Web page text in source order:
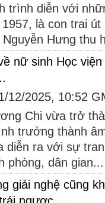
trình diễn với
là con trai
Hưng thu
nữ sinh Học
12/2025, 10:52
Chi vừa trở
trưởng thành
diễn ra với sự
phòng, dân gian...
giải nghệ cũng